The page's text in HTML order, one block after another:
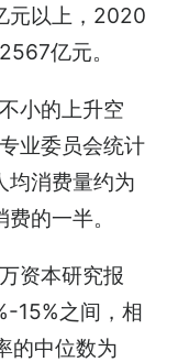
元以上，2020
亿元。
小的上升空
业委员会统计
消费量约为
的一半。
资本研究报
15%之间，相
的中位数为